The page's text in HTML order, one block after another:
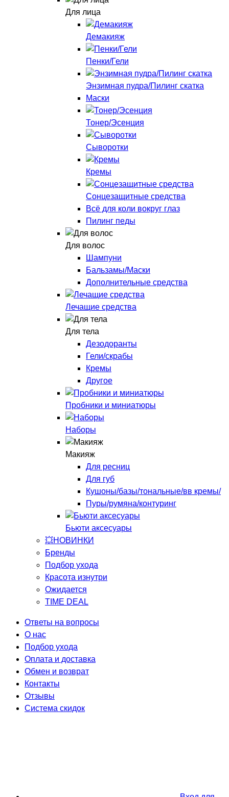
Для лица
Демакияж
Пенки/Гели
Энзимная пудра/Пилинг скатка
Маски
Тонер/Эсенция
Сыворотки
Кремы
Сонцезащитные средства
Всё для коли вокруг глаз
Пилинг педы
Для волос
Шампуни
Бальзамы/Маски
Дополнительные средства
Лечащие средства
Для тела
Дезодоранты
Гели/скрабы
Кремы
Другое
Пробники и миниатюры
Наборы
Макияж
Для ресниц
Для губ
Кушоны/базы/тональные/вв кремы/
Пуры/румяна/контуринг
Бьюти аксесуары
💥НОВИНКИ
Бренды
Подбор ухода
Красота изнутри
Ожидается
TIME DEAL
Ответы на вопросы
О нас
Подбор ухода
Оплата и доставка
Обмен и возврат
Контакты
Отзывы
Система скидок